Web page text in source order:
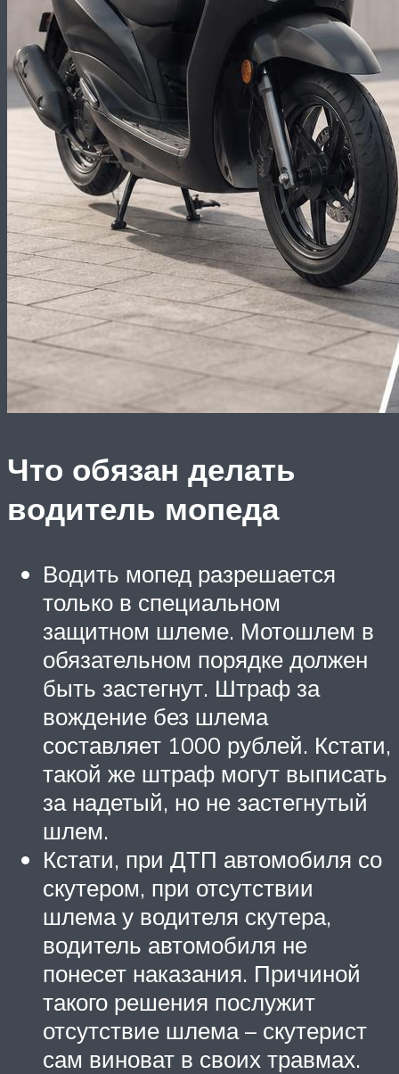
Что обязан делать
водитель мопеда
Водить мопед разрешается
только в специальном
защитном шлеме. Мотошлем в
обязательном порядке должен
быть застегнут. Штраф за
вождение без шлема
составляет 1000 рублей. Кстати,
такой же штраф могут выписать
за надетый, но не застегнутый
шлем.
Кстати, при ДТП автомобиля со
скутером, при отсутствии
шлема у водителя скутера,
водитель автомобиля не
понесет наказания. Причиной
такого решения послужит
отсутствие шлема – скутерист
сам виноват в своих травмах.